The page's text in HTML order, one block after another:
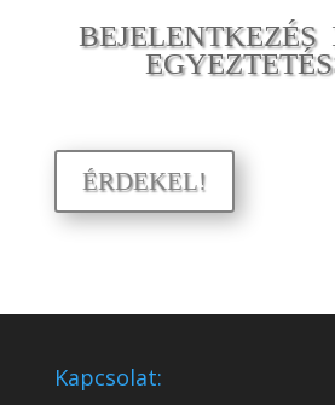
BEJELENTKEZÉS
ÉRDEKEL!
Kapcsolat: